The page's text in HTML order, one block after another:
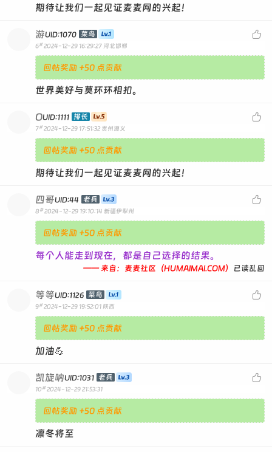
期待让我们一起见证麦麦网的兴起！

游UID:1070 菜鸟
6# 2024-12-29 16:29:27 河北邯郸
回帖奖励 +50 点贡献
世界美好与莫环环相扣。

OUID:1111 排长
7# 2024-12-29 17:51:32 贵州遵义
回帖奖励 +50 点贡献
期待让我们一起见证麦麦网的兴起！

四哥UID:44 老兵
8 # 2024-12-29 19:10:14 新疆伊犁州
回帖奖励 +50 点贡献
每个人能走到现在，都是自己选择的结果。
—— 来自：麦麦社区（HUMAIMAI.COM） 已读乱回

等等UID:1126 菜鸟
9# 2024-12-29 19:52:01 陕西
回帖奖励 +50 点贡献
加油💪

凯旋呐UID:1031 老兵
10 # 2024-12-29 21:53:31
回帖奖励 +50 点贡献
凛冬将至